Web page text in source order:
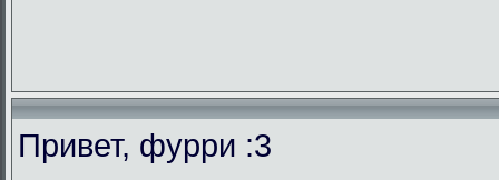
Привет, фурри :3